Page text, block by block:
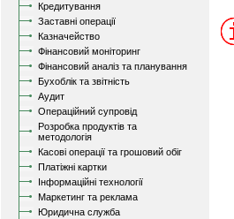
Кредитування
Заставні операції
Казначейство
Фінансовий моніторинг
Фінансовий аналіз та планування
Бухоблік та звітність
Аудит
Операційний супровід
Розробка продуктів та
методологія
Касові операції та грошовий обіг
Платіжні картки
Інформаційні технології
Маркетинг та реклама
Юридична служба